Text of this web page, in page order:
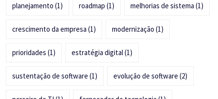
planejamento (1) roadmap (1) melhorias de sistema (1)
crescimento da empresa (1) modernização (1)
prioridades (1) estratégia digital(1)
sustentação de software (1) evolução de software (2)